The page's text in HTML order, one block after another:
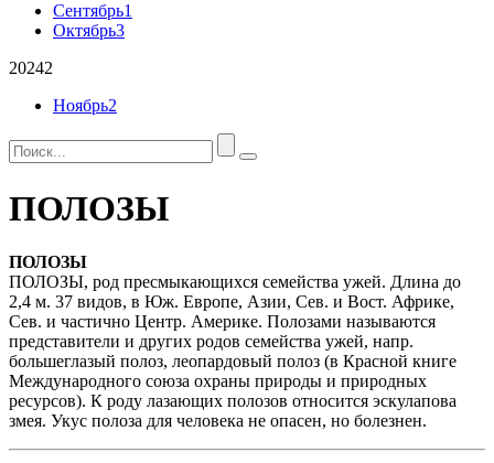
Сентябрь1
Октябрь3
20242
Ноябрь2
ПОЛОЗЫ
ПОЛОЗЫ
ПОЛОЗЫ, род пресмыкающихся семейства ужей. Длина до
2,4 м. 37 видов, в Юж. Европе, Азии, Сев. и Вост. Африке,
Сев. и частично Центр. Америке. Полозами называются
представители и других родов семейства ужей, напр.
большеглазый полоз, леопардовый полоз (в Красной книге
Международного союза охраны природы и природных
ресурсов). К роду лазающих полозов относится эскулапова
змея. Укус полоза для человека не опасен, но болезнен.